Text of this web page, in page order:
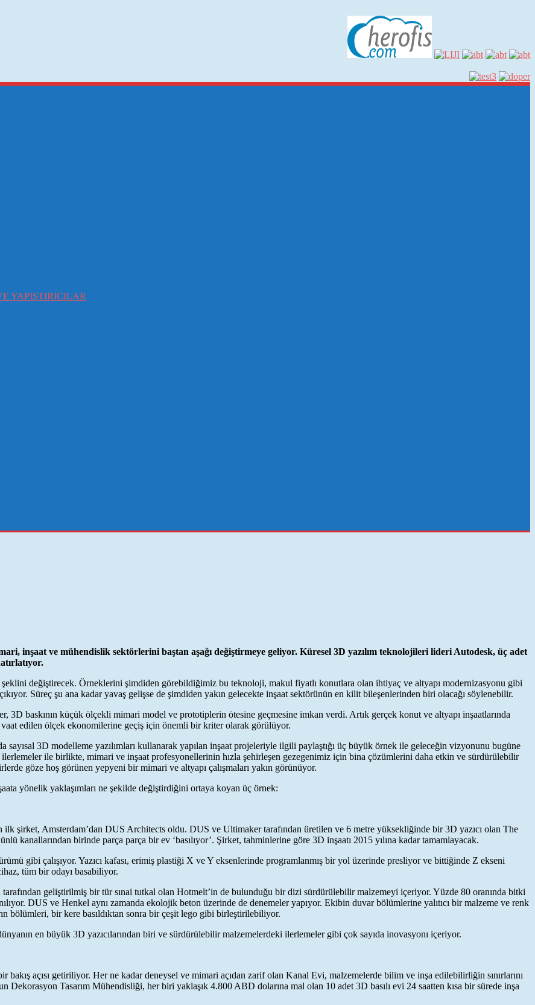
YAPIŞTIRICILAR
inşaat ve mühendislik sektörlerini baştan aşağı değiştirmeye geliyor. Küresel 3D yazılım teknolojileri lideri Autodesk, üç adet
şeklini değiştirecek. Örneklerini şimdiden görebildiğimiz bu teknoloji, makul fiyatlı konutlara olan ihtiyaç ve altyapı modernizasyonu gibi
Süreç şu ana kadar yavaş gelişse de şimdiden yakın gelecekte inşaat sektörünün en kilit bileşenlerinden biri olacağı söylenebilir.
baskının küçük ölçekli mimari model ve prototiplerin ötesine geçmesine imkan verdi. Artık gerçek konut ve altyapı inşaatlarında
edilen ölçek ekonomilerine geçiş için önemli bir kriter olarak görülüyor.
sayısal 3D modelleme yazılımları kullanarak yapılan inşaat projeleriyle ilgili paylaştığı üç büyük örnek ile geleceğin vizyonunu bugüne
ile birlikte, mimari ve inşaat profesyonellerinin hızla şehirleşen gezegenimiz için bina çözümlerini daha etkin ve sürdürülebilir
göze hoş görünen yepyeni bir mimari ve altyapı çalışmaları yakın görünüyor.
yönelik yaklaşımları ne şekilde değiştirdiğini ortaya koyan üç örnek:
ilk şirket, Amsterdam’dan DUS Architects oldu. DUS ve Ultimaker tarafından üretilen ve 6 metre yüksekliğinde bir 3D yazıcı olan The
kanallarından birinde parça parça bir ev ‘basılıyor’. Şirket, tahminlerine göre 3D inşaatı 2015 yılına kadar tamamlayacak.
gibi çalışıyor. Yazıcı kafası, erimiş plastiği X ve Y eksenlerinde programlanmış bir yol üzerinde presliyor ve bittiğinde Z ekseni
tüm bir odayı basabiliyor.
geliştirilmiş bir tür sınai tutkal olan Hotmelt’in de bulunduğu bir dizi sürdürülebilir malzemeyi içeriyor. Yüzde 80 oranında bitki
DUS ve Henkel aynı zamanda ekolojik beton üzerinde de denemeler yapıyor. Ekibin duvar bölümlerine yalıtıcı bir malzeme ve renk
bölümleri, bir kere basıldıktan sonra bir çeşit lego gibi birleştirilebiliyor.
en büyük 3D yazıcılarından biri ve sürdürülebilir malzemelerdeki ilerlemeler gibi çok sayıda inovasyonı içeriyor.
bakış açısı getiriliyor. Her ne kadar deneysel ve mimari açıdan zarif olan Kanal Evi, malzemelerde bilim ve inşa edilebilirliğin sınırlarını
Dekorasyon Tasarım Mühendisliği, her biri yaklaşık 4.800 ABD dolarına mal olan 10 adet 3D basılı evi 24 saatten kısa bir sürede inşa